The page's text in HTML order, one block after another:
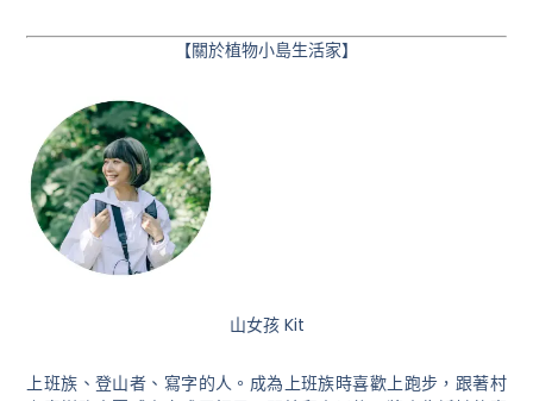
【關於植物小島生活家】
山女孩 Kit
上班族、登山者、寫字的人。成為上班族時喜歡上跑步，跟著村